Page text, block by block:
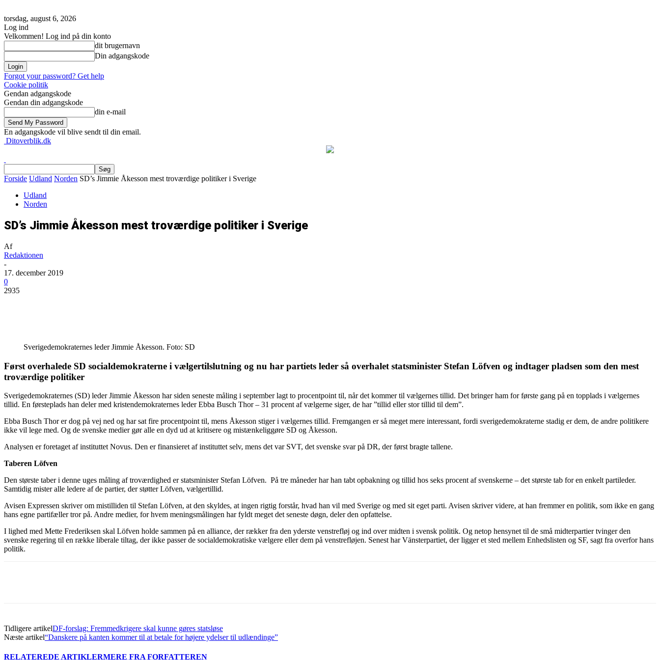
torsdag, august 6, 2026
Log ind
Velkommen! Log ind på din konto
dit brugernavn
Din adgangskode
Forgot your password? Get help
Cookie politik
Gendan adgangskode
Gendan din adgangskode
din e-mail
En adgangskode vil blive sendt til din email.
Ditoverblik.dk
Forside Udland Norden SD’s Jimmie Åkesson mest troværdige politiker i Sverige
Udland
Norden
SD’s Jimmie Åkesson mest troværdige politiker i Sverige
Af
Redaktionen
-
17. december 2019
0
2935
Sverigedemokraternes leder Jimmie Åkesson. Foto: SD
Først overhalede SD socialdemokraterne i vælgertilslutning og nu har partiets leder så overhalet statsminister Stefan Löfven og indtager pladsen som den mest
troværdige politiker
Sverigedemokraternes (SD) leder Jimmie Åkesson har siden seneste måling i september lagt to procentpoint til, når det kommer til vælgernes tillid. Det bringer ham for første gang på en topplads i vælgernes
tillid. En førsteplads han deler med kristendemokraternes leder Ebba Busch Thor – 31 procent af vælgerne siger, de har ”tillid eller stor tillid til dem”.
Ebba Busch Thor er dog på vej ned og har sat fire procentpoint til, mens Åkesson stiger i vælgernes tillid. Fremgangen er så meget mere interessant, fordi sverigedemokraterne stadig er dem, de andre politikere
ikke vil lege med. Og de svenske medier gør alle en dyd ud at kritisere og mistænkeliggøre SD og Åkesson.
Analysen er foretaget af instituttet Novus. Den er finansieret af instituttet selv, mens det var SVT, det svenske svar på DR, der først bragte tallene.
Taberen Löfven
Den største taber i denne uges måling af troværdighed er statsminister Stefan Löfven. På tre måneder har han tabt opbakning og tillid hos seks procent af svenskerne – det største tab for en enkelt partileder.
Samtidig mister alle ledere af de partier, der støtter Löfven, vælgertillid.
Avisen Expressen skriver om mistilliden til Stefan Löfven, at den skyldes, at ingen rigtig forstår, hvad han vil med Sverige og med sit eget parti. Avisen skriver videre, at han fremmer en politik, som ikke en gang
hans egne partifæller tror på. Andre medier, for hvem meningsmålingen har fyldt meget det seneste døgn, deler den opfattelse.
I lighed med Mette Frederiksen skal Löfven holde sammen på en alliance, der rækker fra den yderste venstrefløj og ind over midten i svensk politik. Og netop hensynet til de små midterpartier tvinger den
svenske regering til en række liberale tiltag, der ikke passer de socialdemokratiske vælgere eller dem på venstrefløjen. Senest har Vänsterpartiet, der ligger et sted mellem Enhedslisten og SF, sagt fra overfor hans
politik.
Tidligere artikelDF-forslag: Fremmedkrigere skal kunne gøres statsløse
Næste artikel“Danskere på kanten kommer til at betale for højere ydelser til udlændinge”
RELATEREDE ARTIKLERMERE FRA FORFATTEREN